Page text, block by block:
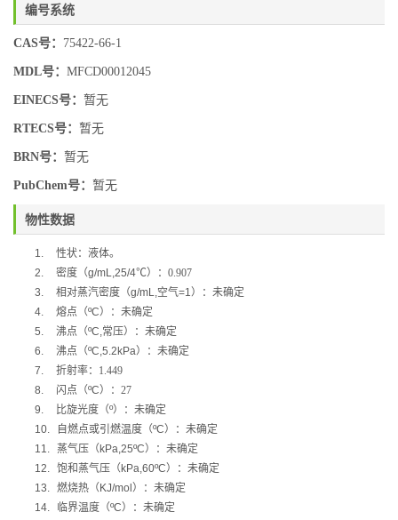
编号系统
CAS号： 75422-66-1
MDL号： MFCD00012045
EINECS号： 暂无
RTECS号： 暂无
BRN号： 暂无
PubChem号： 暂无
物性数据
1.
性状：液体。
2.
密度（g/mL,25/4℃）：0.907
3.
相对蒸汽密度（g/mL,空气=1）：未确定
4.
熔点（ºC）：未确定
5.
沸点（ºC,常压）：未确定
6.
沸点（ºC,5.2kPa）：未确定
7.
折射率：1.449
8.
闪点（ºC）：27
9.
比旋光度（º）：未确定
10.
自燃点或引燃温度（ºC）：未确定
11.
蒸气压（ kPa,25ºC）：未确定
12. 饱和蒸气压（ kPa,60ºC）：未确定
13. 燃烧热（ KJ/mol ）：未确定
14.
临界温度（ºC）：未确定